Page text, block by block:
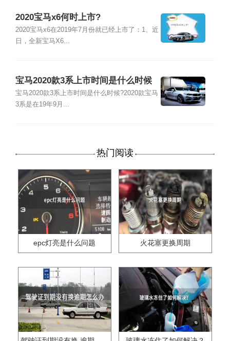
2020宝马x6何时上市?
2020宝马x6在2019年7月份就已经上市了：1、近
日，全新宝马X6...
宝马2020款3系上市时间是什么时候
宝马2020款3系上市时间是什么时候?2020款宝马
3系是在19年9月...
热门阅读
epc灯亮是什么问题 火花塞更换周期